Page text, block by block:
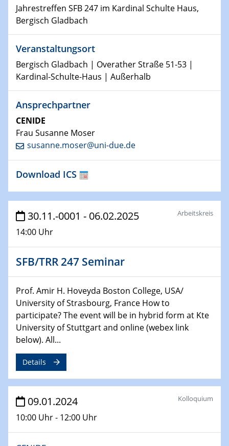
Bewerbungsvorrtag Besetzung W3-Professur
Technische Chemie – Technisch-Makromolekulare
Chemie für die Wasserforschung
23.01.2024
Kolloquium CRC 1242
23.01.2024
Kolloquium CRC 1242
24.01.2024
Bewerbungsvorrtag Besetzung W3-Professur
Chemie für die Wasserforschung
Bewerbungsvorrtag Besetzung W3-Professur
Technische Chemie – Technisch-Makromolekulare
Chemie für die Wasserforschung
29.01.2024
Bewerbungsvorrtag Besetzung W3-Professur
Technische Chemie – Technisch-Makromolekulare
Chemie für die Wasserforschung
29.01.2024
Bewerbungsvorrtag Besetzung W3-Professur
Technische Chemie – Technisch-Makromolekulare
Chemie für die Wasserforschung
30.01.2024
MATURE
Jahrestreffen SFB 247 im Kardinal Schulte Haus,
Bergisch Gladbach
Veranstaltungsort
Bergisch Gladbach | Overather Straße 51-53 |
Kardinal-Schulte-Haus | Außerhalb
Ansprechpartner
CENIDE
Frau Susanne Moser
susanne.moser@uni-due.de
Download ICS
30.11.-0001 - 06.02.2025
14:00 Uhr
Arbeitskreis
SFB/TRR 247 Seminar
Prof. Amir H. Hoveyda Boston College, USA/
University of Strasbourg, France How to
participate? The event will be in hybrid form at Kte
University of Stuttgart and online (webex link
below). All...
Details
09.01.2024
10:00 Uhr - 12:00 Uhr
Kolloquium